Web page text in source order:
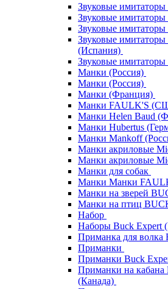
Звуковые
Звуковые
Звуковые
Звуковые
(Испания)
Звуковые имитаторы
Манки (Россия)
Манки (Россия)
Манки (Франция)
Манки FAULK'S
Манки Helen Baud
Манки Hubertus
Манки Mankoff
Манки акриловые
Манки акриловые
Манки для собак
Манки Манки
Манки на зверей
Манки на птиц
Набор
Наборы Buck Expert
Приманка для волка
Приманки
Приманки Buck
Приманки на
(Канада)